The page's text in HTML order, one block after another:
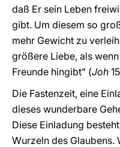
daß Er sein Leben
gibt. Um diesem so
mehr Gewicht zu
größere Liebe, als
Freunde hingibt" (Joh
Die Fastenzeit, eine
dieses wunderbare
Diese Einladung
Wurzeln des Glaubens.